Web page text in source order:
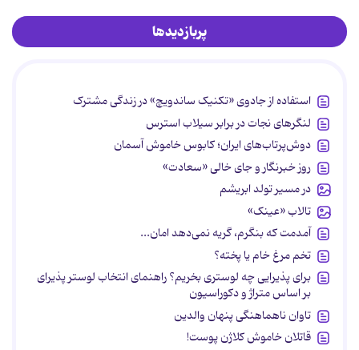
پربازدیدها
استفاده از جادوی «تکنیک ساندویچ» در زندگی مشترک
لنگرهای نجات در برابر سیلاب استرس
دوش‌پرتاب‌های ایران؛ کابوس خاموش آسمان
روز خبرنگار و جای خالی «سعادت»
در مسیر تولد ابریشم
تالاب «عینک»
آمدمت که بنگرم، گریه نمی‌دهد امان...
تخم مرغ خام یا پخته؟
برای پذیرایی چه لوستری بخریم؟ راهنمای انتخاب لوستر پذیرای
بر اساس متراژ و دکوراسیون
تاوان ناهماهنگی پنهان والدین
قاتلان خاموش کلاژن پوست!